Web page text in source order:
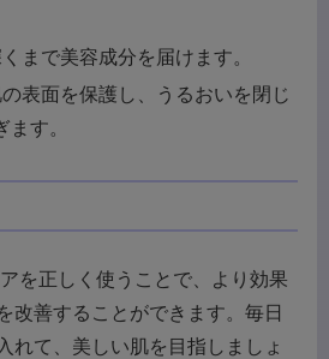
まで美容成分を届けます。
の表面を保護し、うるおいを閉じ
す。
を正しく使うことで、より効果
改善することができます。毎日
れて、美しい肌を目指しましょ